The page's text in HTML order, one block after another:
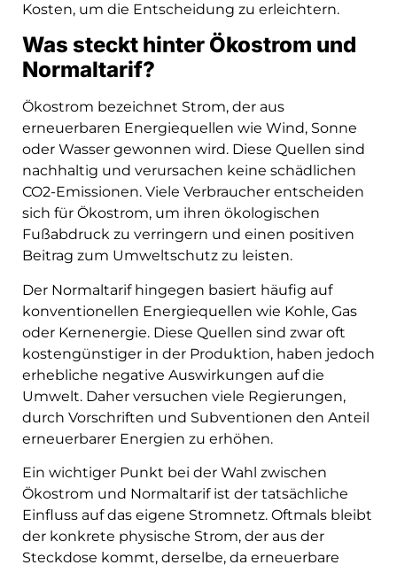
Kosten, um die Entscheidung zu erleichtern.
Was steckt hinter Ökostrom und
Normaltarif?
Ökostrom bezeichnet Strom, der aus
erneuerbaren Energiequellen wie Wind, Sonne
oder Wasser gewonnen wird. Diese Quellen sind
nachhaltig und verursachen keine schädlichen
CO2-Emissionen. Viele Verbraucher entscheiden
sich für Ökostrom, um ihren ökologischen
Fußabdruck zu verringern und einen positiven
Beitrag zum Umweltschutz zu leisten.
Der Normaltarif hingegen basiert häufig auf
konventionellen Energiequellen wie Kohle, Gas
oder Kernenergie. Diese Quellen sind zwar oft
kostengünstiger in der Produktion, haben jedoch
erhebliche negative Auswirkungen auf die
Umwelt. Daher versuchen viele Regierungen,
durch Vorschriften und Subventionen den Anteil
erneuerbarer Energien zu erhöhen.
Ein wichtiger Punkt bei der Wahl zwischen
Ökostrom und Normaltarif ist der tatsächliche
Einfluss auf das eigene Stromnetz. Oftmals bleibt
der konkrete physische Strom, der aus der
Steckdose kommt, derselbe, da erneuerbare